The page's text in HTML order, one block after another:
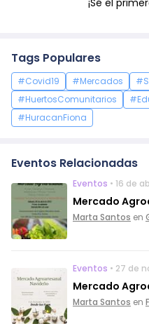
¡Sé el
Tags Populares
#Covid19 #Mercados
#HuertosComunitarios
#HuracanFiona
Eventos Relacionadas
Eventos • 16 de
Mercado
Marta Santos en
Eventos • 27 de
Mercado
Marta Santos en